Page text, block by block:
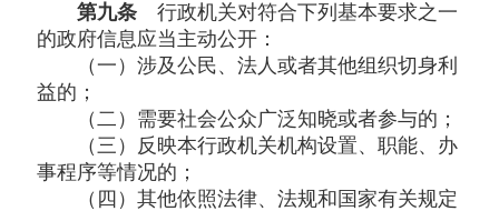
第九条行政机关对符合下列基本要求之一
的政府信息应当主动公开：
（一）涉及公民、法人或者其他组织切身利
益的；
（二）需要社会公众广泛知晓或者参与的；
（三）反映本行政机关机构设置、职能、办
事程序等情况的；
（四）其他依照法律、法规和国家有关规定